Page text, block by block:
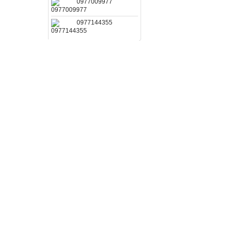
0977009977
0977144355